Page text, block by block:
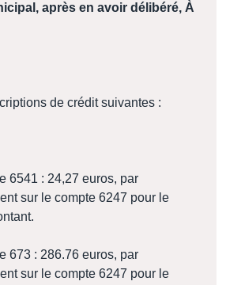
après en avoir délibéré, À
de crédit suivantes :
6541 : 24,27 euros, par
sur le compte 6247 pour le
673 : 286.76 euros, par
sur le compte 6247 pour le